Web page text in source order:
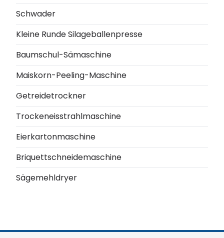
Schwader
Kleine Runde Silageballenpresse
Baumschul-Sämaschine
Maiskorn-Peeling-Maschine
Getreidetrockner
Trockeneisstrahlmaschine
Eierkartonmaschine
Briquettschneidemaschine
Sägemehldryer